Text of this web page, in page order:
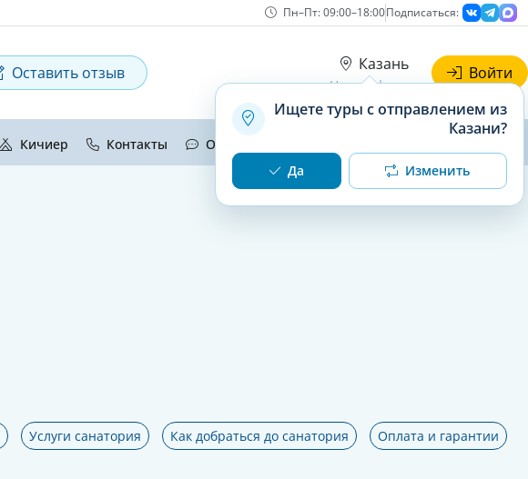
Пн–Пт: 09:00–18:00Подписаться:
Оставить отзыв Казань
Ищете туры с отправлением из
Казани?
Да Изменить
Наши офисы
Войти
Кичиер Контакты Отзывы
Услуги санатория Как добраться до санатория Оплата и гарантии